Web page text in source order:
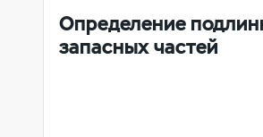
Определение
запасных частей